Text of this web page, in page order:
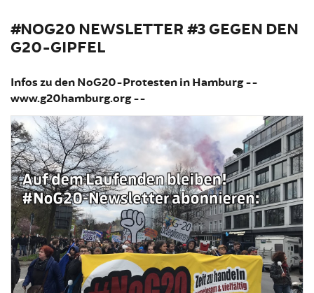
#NOG20 NEWSLETTER #3 GEGEN DEN
G20-GIPFEL
Infos zu den NoG20-Protesten in Hamburg --
www.g20hamburg.org --